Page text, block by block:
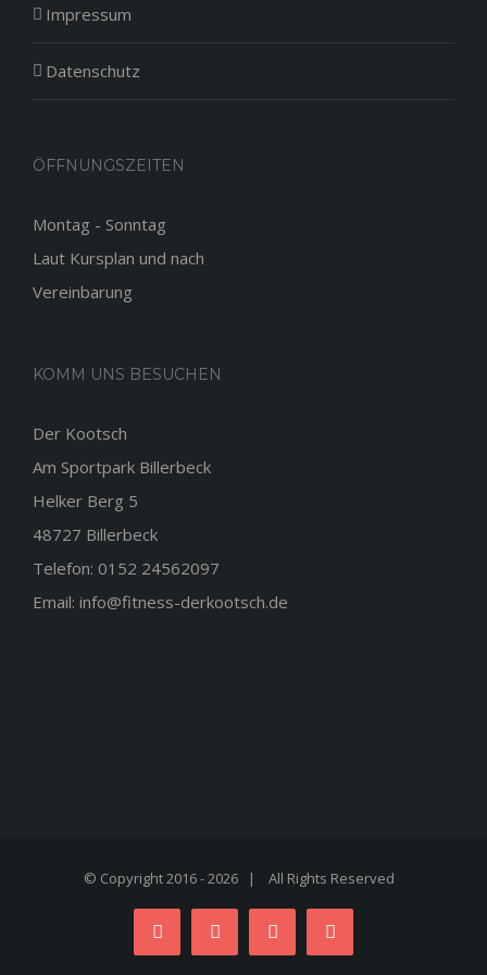
Impressum
Datenschutz
ÖFFNUNGSZEITEN
Montag - Sonntag
Laut Kursplan und nach
Vereinbarung
KOMM UNS BESUCHEN
Der Kootsch
Am Sportpark Billerbeck
Helker Berg 5
48727 Billerbeck
Telefon: 0152 24562097
Email: info@fitness-derkootsch.de
© Copyright 2016 -2026 | All Rights Reserved
facebookflickr twitter instagram